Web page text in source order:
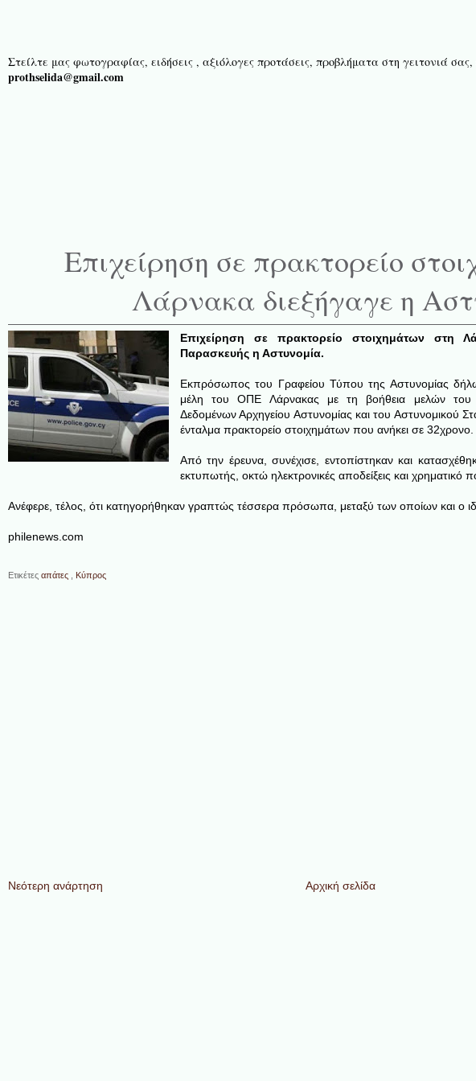
Στείλτε μας φωτογραφίας, ειδήσεις , αξιόλογες προτάσεις, προβλήματα στη γειτονιά
prothselida@gmail.com
Επιχείρηση σε πρακτορείο
Λάρνακα διεξήγαγε η
Επιχείρηση σε πρακτορείο στοιχημάτων στη
Παρασκευής η Αστυνομία.
Εκπρόσωπος του Γραφείου Τύπου της Αστυνομίας
μέλη του ΟΠΕ Λάρνακας με τη βοήθεια μελών του
Δεδομένων Αρχηγείου Αστυνομίας και του Αστυνομικού
ένταλμα πρακτορείο στοιχημάτων που ανήκει σε 32χρονο.
Από την έρευνα, συνέχισε, εντοπίστηκαν και
εκτυπωτής, οκτώ ηλεκτρονικές αποδείξεις και
Ανέφερε, τέλος, ότι κατηγορήθηκαν γραπτώς τέσσερα πρόσωπα, μεταξύ των οποίων και ο
philenews.com
Ετικέτες απάτες Κύπρος
Νεότερη ανάρτηση Αρχική σελίδα